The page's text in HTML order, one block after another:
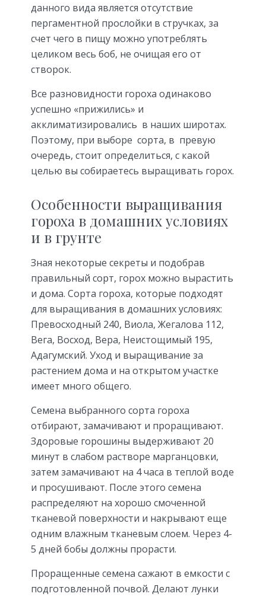
данного вида является отсутствие
пергаментной прослойки в стручках, за
счет чего в пищу можно употреблять
целиком весь боб, не очищая его от
створок.
Все разновидности гороха одинаково
успешно «прижились» и
акклиматизировались в наших широтах.
Поэтому, при выборе сорта, в превую
очередь, стоит определиться, с какой
целью вы собираетесь выращивать горох.
Особенности выращивания
гороха в домашних условиях
и в грунте
Зная некоторые секреты и подобрав
правильный сорт, горох можно вырастить
и дома. Сорта гороха, которые подходят
для выращивания в домашних условиях:
Превосходный 240, Виола, Жегалова 112,
Вега, Восход, Вера, Неистощимый 195,
Адагумский. Уход и выращивание за
растением дома и на открытом участке
имеет много общего.
Семена выбранного сорта гороха
отбирают, замачивают и проращивают.
Здоровые горошины выдерживают 20
минут в слабом растворе марганцовки,
затем замачивают на 4 часа в теплой воде
и просушивают. После этого семена
распределяют на хорошо смоченной
тканевой поверхности и накрывают еще
одним влажным тканевым слоем. Через 4-
5 дней бобы должны прорасти.
Проращенные семена сажают в емкости с
подготовленной почвой. Делают лунки